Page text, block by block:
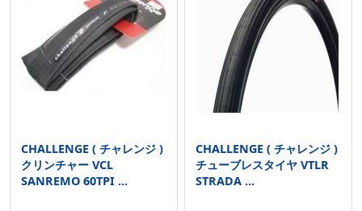
CHALLENGE ( チャレンジ )
クリンチャー VCL
SANREMO 60TPI ...
CHALLENGE ( チャレンジ )
チューブレスタイヤ VTLR
STRADA ...